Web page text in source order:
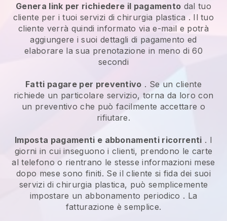
Genera link per richiedere il pagamento dal tuo
cliente per i tuoi servizi di chirurgia plastica . Il tuo
cliente verrà quindi informato via e-mail e potrà
aggiungere i suoi dettagli di pagamento ed
elaborare la sua prenotazione in meno di 60
secondi
Fatti pagare per preventivo . Se un cliente
richiede un particolare servizio, torna da loro con
un preventivo che può facilmente accettare o
rifiutare.
Imposta pagamenti e abbonamenti ricorrenti . I
giorni in cui inseguono i clienti, prendono le carte
al telefono o rientrano le stesse informazioni mese
dopo mese sono finiti. Se il cliente si fida dei suoi
servizi di chirurgia plastica, può semplicemente
impostare un abbonamento periodico . La
fatturazione è semplice.